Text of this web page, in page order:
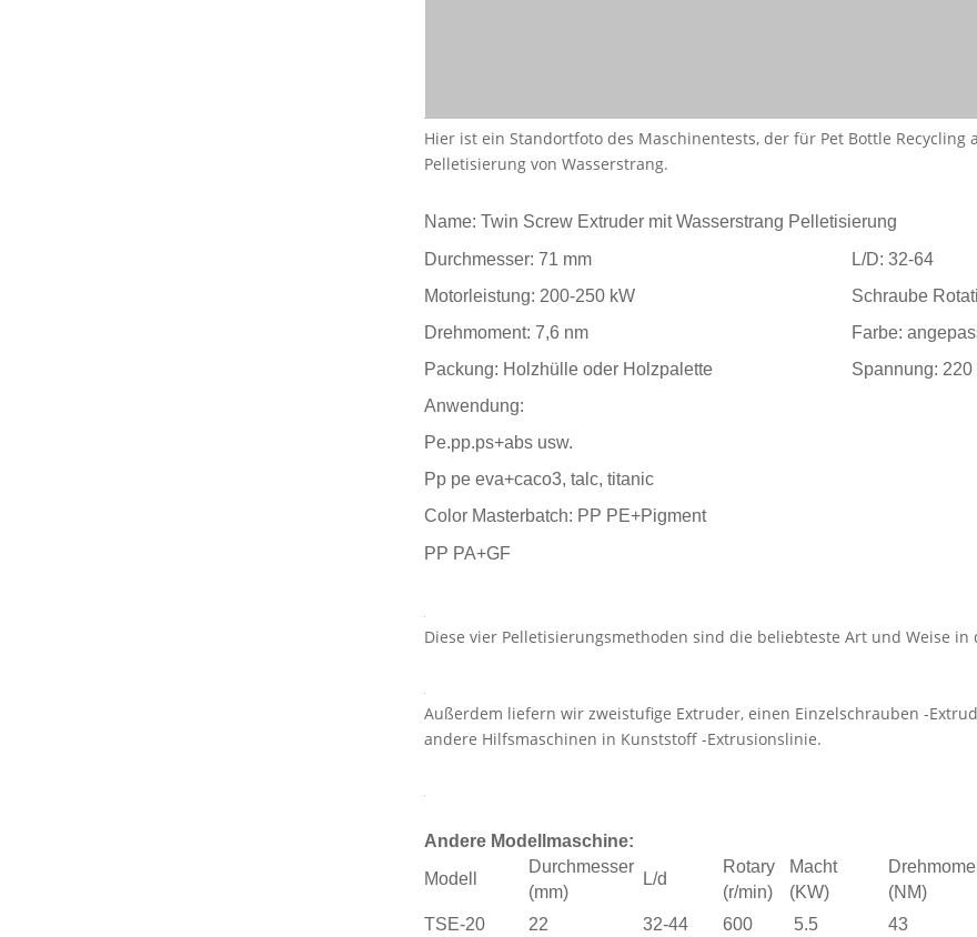
Hier ist ein Standortfoto des Maschinentests, der für Pet Bottle
Pelletisierung von Wasserstrang.
Name: Twin Screw Extruder mit Wasserstrang Pelletisierung
Durchmesser: 71 mm
L/D: 32-64
Motorleistung: 200-250 kW
Schraube
Drehmoment: 7,6 nm
Farbe:
Packung: Holzhülle oder Holzpalette
Spannung: 220
Anwendung:
Pe.pp.ps+abs usw.
Pp pe eva+caco3, talc, titanic
Color Masterbatch: PP PE+Pigment
PP PA+GF
Diese vier Pelletisierungsmethoden sind die beliebteste Art und Weise in
Außerdem liefern wir zweistufige Extruder, einen Einzelschrauben -
andere Hilfsmaschinen in Kunststoff -Extrusionslinie.
Andere Modellmaschine:
Modell
Durchmesser
(mm)
L/d
Rotary
(r/min)
Macht
(KW)
(NM)
TSE-20
22 32-44 600 5.5 43